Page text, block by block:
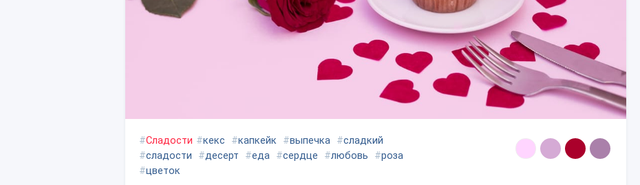
#Сладости #кекс #капкейк #выпечка #сладкий
#сладости #десерт #еда #сердце #любовь #роза
#цветок